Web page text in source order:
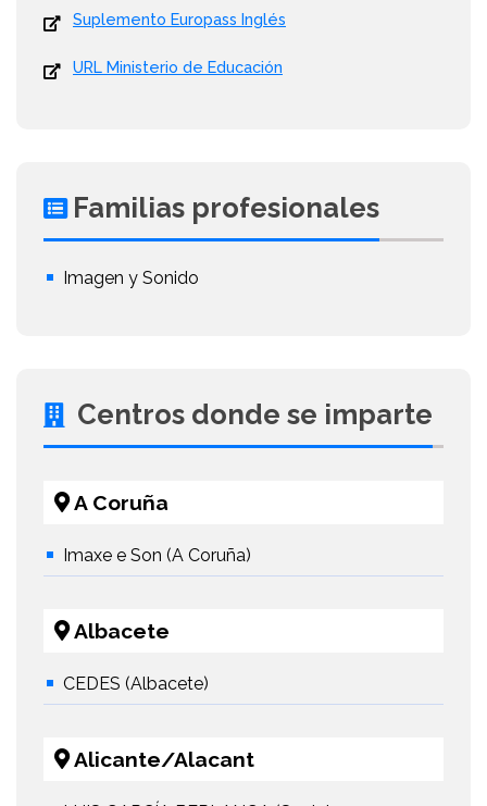
Suplemento Europass Inglés
URL Ministerio de Educación
Familias profesionales
Imagen y Sonido
Centros donde se imparte
A Coruña
Imaxe e Son (A Coruña)
Albacete
CEDES (Albacete)
Alicante/Alacant